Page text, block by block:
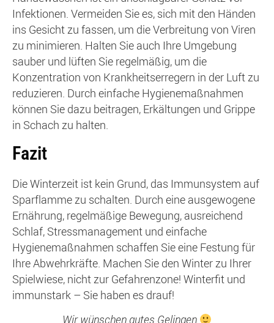
Infektionen. Vermeiden Sie es, sich mit den Händen
ins Gesicht zu fassen, um die Verbreitung von Viren
zu minimieren. Halten Sie auch Ihre Umgebung
sauber und lüften Sie regelmäßig, um die
Konzentration von Krankheitserregern in der Luft zu
reduzieren. Durch einfache Hygienemaßnahmen
können Sie dazu beitragen, Erkältungen und Grippe
in Schach zu halten.
Fazit
Die Winterzeit ist kein Grund, das Immunsystem auf
Sparflamme zu schalten. Durch eine ausgewogene
Ernährung, regelmäßige Bewegung, ausreichend
Schlaf, Stressmanagement und einfache
Hygienemaßnahmen schaffen Sie eine Festung für
Ihre Abwehrkräfte. Machen Sie den Winter zu Ihrer
Spielwiese, nicht zur Gefahrenzone! Winterfit und
immunstark – Sie haben es drauf!
Wir wünschen gutes Gelingen